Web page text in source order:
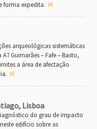
forma expedita.
arqueológicas sistemáticas
Guimarães – Fafe – Basto,
a área de afectação
Lisboa
do grau de impacto
edifício sobre as